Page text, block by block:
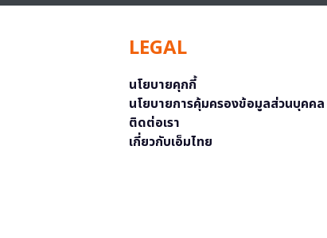
LEGAL
นโยบายคุกกี้
นโยบายการคุ้มครองข้อมูลส่วนบุคคล
ติดต่อเรา
เกี่ยวกับเอ็มไทย